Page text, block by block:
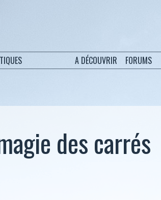
A DÉCOUVRIR FORUMS
des carrés